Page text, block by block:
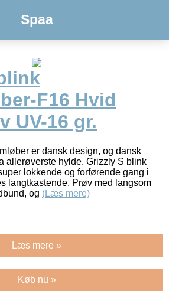
Spaa
F16 Hvid
UV-16 gr.
er dansk design, og dansk
allerøverste hylde. Grizzly S blink
lokkende og forførende gang i
langtkastende. Prøv med langsom
og (Læs mere)
Læs mere »
Køb nu »